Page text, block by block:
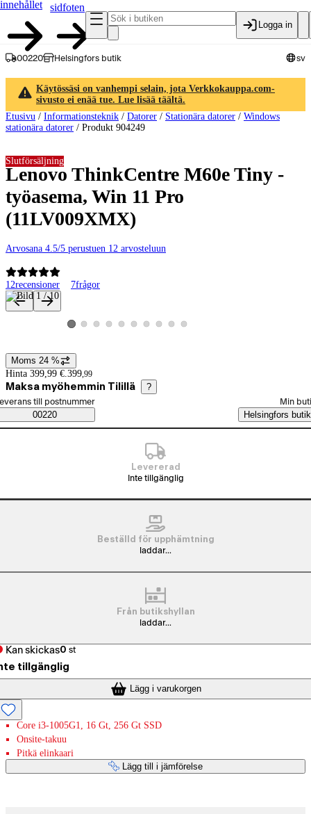
innehållet
sidfoten
Logga in
00220 Helsingfors butik sv
Käytössäsi on vanhempi selain, jota Verkkokauppa.com-
sivusto ei enää tue. Lue lisää täältä.
Etusivu / Informationsteknik / Datorer / Stationära datorer / Windows
stationära datorer / Produkt 904249
Lenovo ThinkCentre M60e Tiny -
työasema, Win 11 Pro
(11LV009XMX)
Arvosana 4.5/5 perustuen 12 arvosteluun
12recensioner 7frågor
Slutförsäljning
Produktbilder och videor
Visa produktbild 1
Visa produktbild 2
Visa produktbild 3
Visa produktbild 4
Visa produktbild 5
Visa produktbild 6
Visa produktbild 7
Visa produktbild 8
Visa produktbild 9
Visa produktbild 10
Prisinformation
Moms 24 %
Hinta 399,99 €. 399,99
Maksa myöhemmin Tilillä ?
Saatavuustiedot
beställningssätt
till postnummer
00220
Min
Helsingfors butik
Levererad
Inte tillgänglig
Beställd för upphämtning
laddar...
Från butikshyllan
laddar...
Kan skickas0 st
tillgänglig
Lägg i varukorgen
Core i3-1005G1, 16 Gt, 256 Gt SSD
Onsite-takuu
Pitkä elinkaari
Lägg till i jämförelse